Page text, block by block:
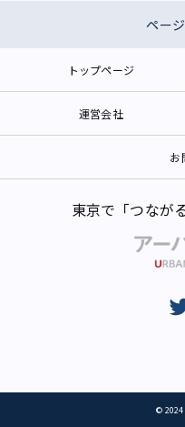
ペー
トップページ
運営会社
お
東京で「つなが
©